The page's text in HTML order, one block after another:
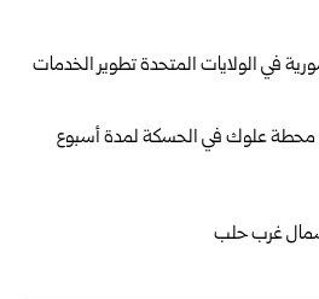
في الولايات المتحدة تطوير الخدمات
محطة علوك في الحسكة لمدة أسبوع